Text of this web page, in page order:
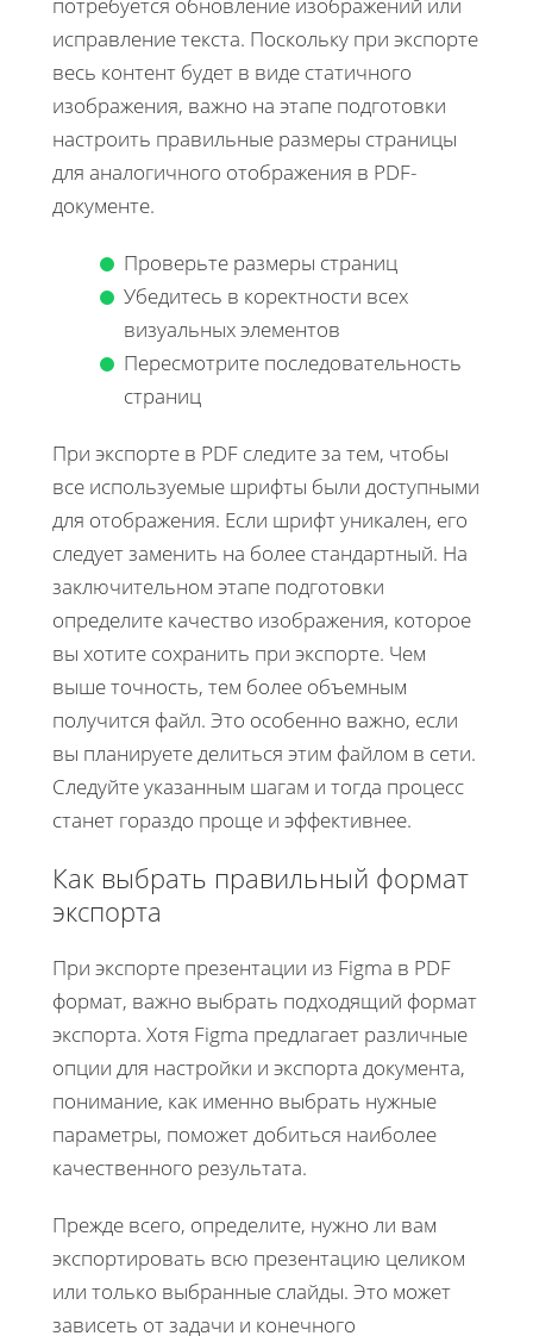
исправление текста. Поскольку при экспорте
весь контент будет в виде статичного
изображения, важно на этапе подготовки
настроить правильные размеры страницы
для аналогичного отображения в PDF-
документе.
Проверьте размеры страниц
Убедитесь в коректности всех
визуальных элементов
Пересмотрите последовательность
страниц
При экспорте в PDF следите за тем, чтобы
все используемые шрифты были доступными
для отображения. Если шрифт уникален, его
следует заменить на более стандартный. На
заключительном этапе подготовки
определите качество изображения, которое
вы хотите сохранить при экспорте. Чем
выше точность, тем более объемным
получится файл. Это особенно важно, если
вы планируете делиться этим файлом в сети.
Следуйте указанным шагам и тогда процесс
станет гораздо проще и эффективнее.
Как выбрать правильный формат
экспорта
При экспорте презентации из Figma в PDF
формат, важно выбрать подходящий формат
экспорта. Хотя Figma предлагает различные
опции для настройки и экспорта документа,
понимание, как именно выбрать нужные
параметры, поможет добиться наиболее
качественного результата.
Прежде всего, определите, нужно ли вам
экспортировать всю презентацию целиком
или только выбранные слайды. Это может
зависеть от задачи и конечного